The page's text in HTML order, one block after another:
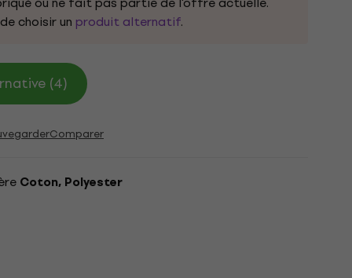
choisir un produit alternatif.
(4)
Comparer
Coton, Polyester